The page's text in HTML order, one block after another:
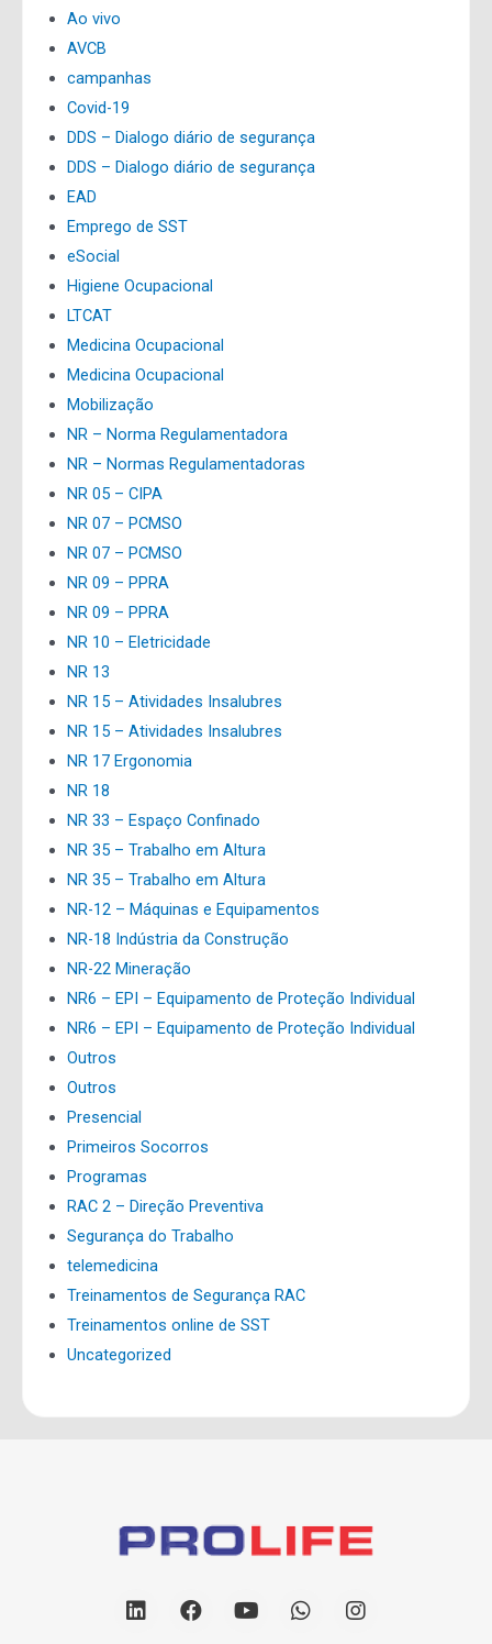
Ao vivo
AVCB
campanhas
Covid-19
DDS – Dialogo diário de segurança
DDS – Dialogo diário de segurança
EAD
Emprego de SST
eSocial
Higiene Ocupacional
LTCAT
Medicina Ocupacional
Medicina Ocupacional
Mobilização
NR – Norma Regulamentadora
NR – Normas Regulamentadoras
NR 05 – CIPA
NR 07 – PCMSO
NR 07 – PCMSO
NR 09 – PPRA
NR 09 – PPRA
NR 10 – Eletricidade
NR 13
NR 15 – Atividades Insalubres
NR 15 – Atividades Insalubres
NR 17 Ergonomia
NR 18
NR 33 – Espaço Confinado
NR 35 – Trabalho em Altura
NR 35 – Trabalho em Altura
NR-12 – Máquinas e Equipamentos
NR-18 Indústria da Construção
NR-22 Mineração
NR6 – EPI – Equipamento de Proteção Individual
NR6 – EPI – Equipamento de Proteção Individual
Outros
Outros
Presencial
Primeiros Socorros
Programas
RAC 2 – Direção Preventiva
Segurança do Trabalho
telemedicina
Treinamentos de Segurança RAC
Treinamentos online de SST
Uncategorized